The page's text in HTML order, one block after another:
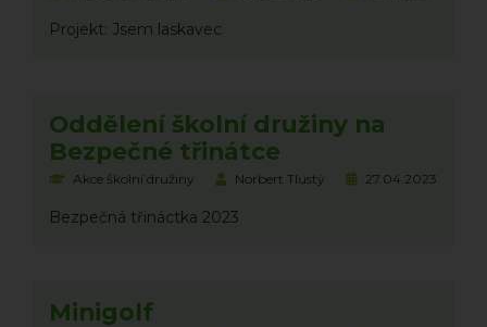
Projekt: Jsem laskavec
Oddělení školní družiny na
Bezpečné třinátce
Akce školní družiny Norbert Tlustý 27.04.2023
Bezpečná třináctka 2023
Minigolf